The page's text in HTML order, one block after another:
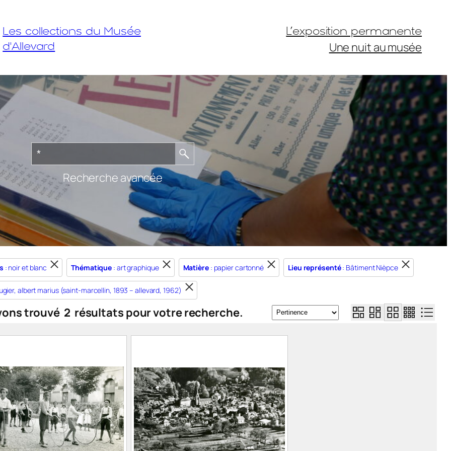
Les collections du Musée
d'Allevard
L’exposition permanente
Une nuit au musée
Recherche avancée
: noir et blanc Thématique : art graphique Matière: papier cartonné Lieu représenté: Bâtiment Nièpce
albert marius (saint-marcellin, 1893 – allevard, 1962)
trouvé 2 résultats pour votre recherche.